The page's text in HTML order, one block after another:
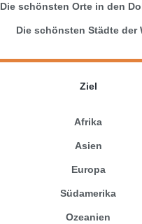
Die schönsten Orte in den
Die schönsten Städte der
Ziel
Afrika
Asien
Europa
Südamerika
Ozeanien